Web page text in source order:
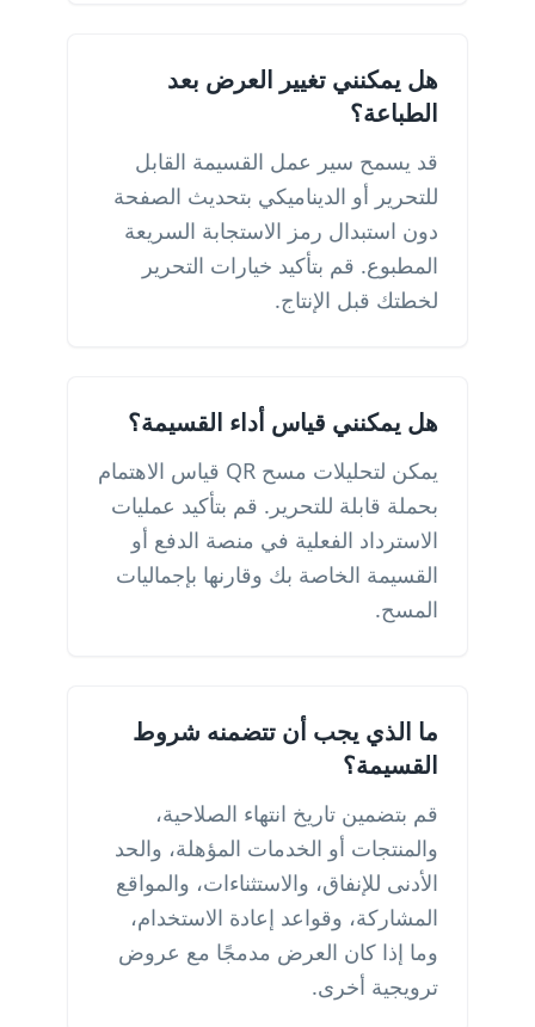
هل يمكنني تغيير العرض بعد
الطباعة؟
قد يسمح سير عمل القسيمة القابل
للتحرير أو الديناميكي بتحديث الصفحة
دون استبدال رمز الاستجابة السريعة
المطبوع. قم بتأكيد خيارات التحرير
لخطتك قبل الإنتاج.
هل يمكنني قياس أداء القسيمة؟
يمكن لتحليلات مسح QR قياس الاهتمام
بحملة قابلة للتحرير. قم بتأكيد عمليات
الاسترداد الفعلية في منصة الدفع أو
القسيمة الخاصة بك وقارنها بإجماليات
المسح.
ما الذي يجب أن تتضمنه شروط
القسيمة؟
قم بتضمين تاريخ انتهاء الصلاحية،
والمنتجات أو الخدمات المؤهلة، والحد
الأدنى للإنفاق، والاستثناءات، والمواقع
المشاركة، وقواعد إعادة الاستخدام،
وما إذا كان العرض مدمجًا مع عروض
ترويجية أخرى.